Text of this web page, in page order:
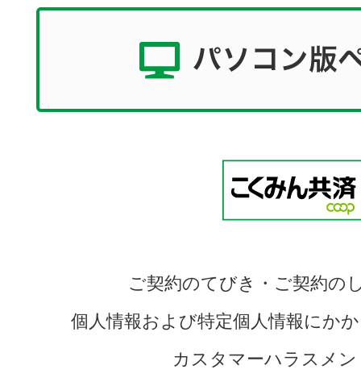
ご契約のてびき・ご契約の
個人情報および特定個人情報にか
カスタマーハラスメ